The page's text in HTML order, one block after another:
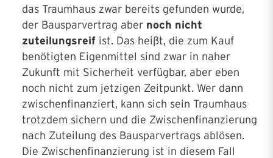
das Traumhaus zwar bereits gefunden wurde,
der Bausparvertrag aber noch nicht
zuteilungsreif ist. Das heißt, die zum Kauf
benötigten Eigenmittel sind zwar in naher
Zukunft mit Sicherheit verfügbar, aber eben
noch nicht zum jetzigen Zeitpunkt. Wer dann
zwischenfinanziert, kann sich sein Traumhaus
trotzdem sichern und die Zwischenfinanzierung
nach Zuteilung des Bausparvertrags ablösen.
Die Zwischenfinanzierung ist in diesem Fall